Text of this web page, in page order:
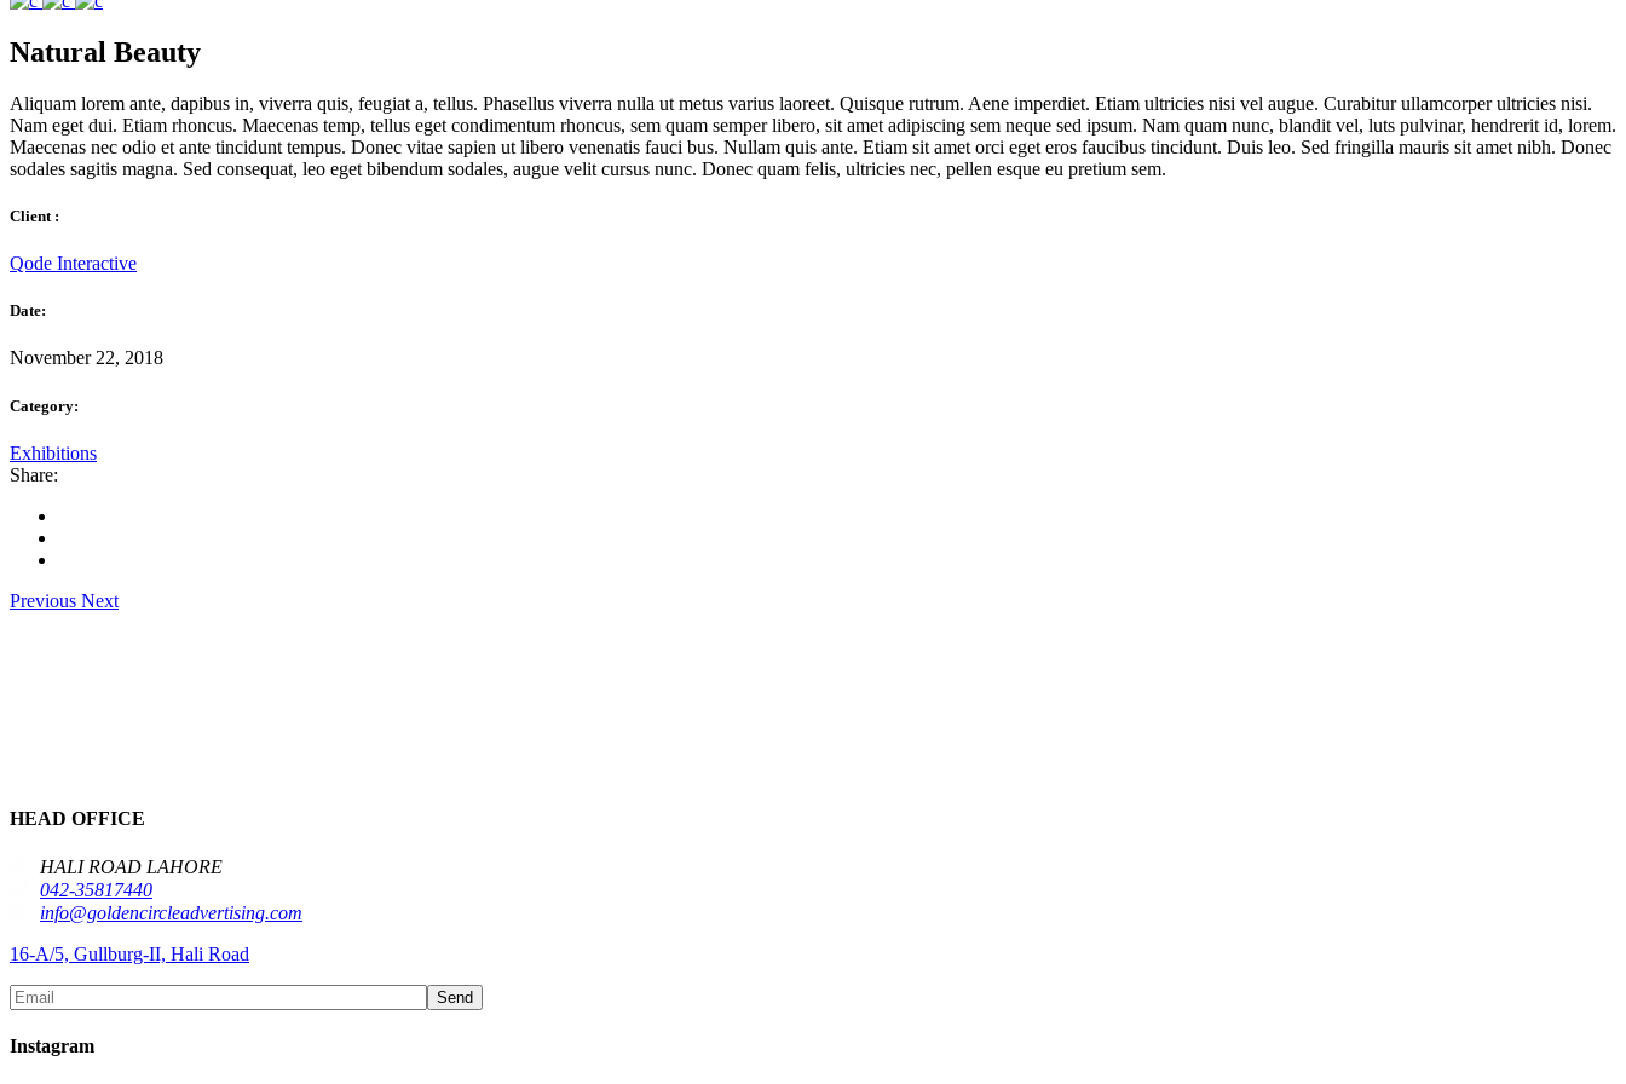
Natural Beauty
Aliquam lorem ante, dapibus in, viverra quis, feugiat a, tellus. Phasellus viverra nulla ut metus varius laoreet. Quisque rutrum. Aene imperdiet. Etiam ultricies nisi vel augue. Curabitur ullamcorper ultricies nisi.
Nam eget dui. Etiam rhoncus. Maecenas temp, tellus eget condimentum rhoncus, sem quam semper libero, sit amet adipiscing sem neque sed ipsum. Nam quam nunc, blandit vel, luts pulvinar, hendrerit id, lorem.
Maecenas nec odio et ante tincidunt tempus. Donec vitae sapien ut libero venenatis fauci bus. Nullam quis ante. Etiam sit amet orci eget eros faucibus tincidunt. Duis leo. Sed fringilla mauris sit amet nibh. Donec
sodales sagitis magna. Sed consequat, leo eget bibendum sodales, augue velit cursus nunc. Donec quam felis, ultricies nec, pellen esque eu pretium sem.
Client :
Qode Interactive
Date:
November 22, 2018
Category:
Exhibitions
Share:
Previous Next
HEAD OFFICE
HALI ROAD LAHORE
042-35817440
info@goldencircleadvertising.com
16-A/5, Gullburg-II, Hali Road
Send
Instagram